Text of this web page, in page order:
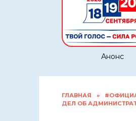
Анонс
ГЛАВНАЯ »
ДЕЛ ОБ